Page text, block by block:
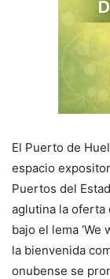
El Puerto de
espacio
Puertos del
aglutina la oferta
bajo el lema ‘We
la bienvenida
onubense se